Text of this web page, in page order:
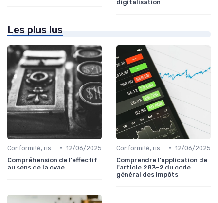
digitalisation
Les plus lus
• 12/06/2025
Compréhension de l'effectif
au sens de la cvae
• 12/06/2025
Comprendre l'application de
l'article 283-2 du code
général des impôts